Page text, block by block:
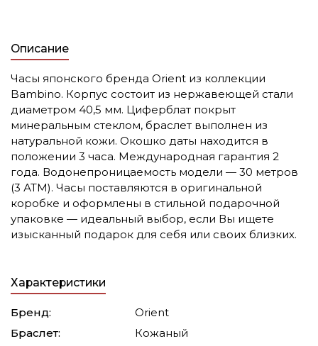
Описание
Часы японского бренда Orient из коллекции
Bambino. Корпус состоит из нержавеющей стали
диаметром 40,5 мм. Циферблат покрыт
минеральным стеклом, браслет выполнен из
натуральной кожи. Окошко даты находится в
положении 3 часа. Международная гарантия 2
года. Водонепроницаемость модели — 30 метров
(3 АТМ). Часы поставляются в оригинальной
коробке и оформлены в стильной подарочной
упаковке — идеальный выбор, если Вы ищете
изысканный подарок для себя или своих близких.
Характеристики
Бренд:
Orient
Браслет:
Кожаный